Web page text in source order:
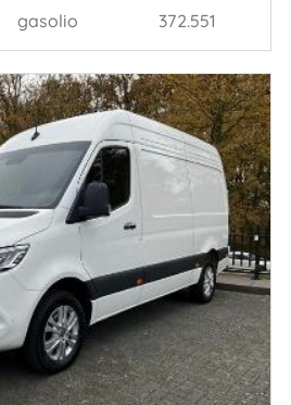
gasolio 372.551